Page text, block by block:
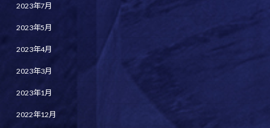
2023年7月
2023年5月
2023年4月
2023年3月
2023年1月
2022年12月